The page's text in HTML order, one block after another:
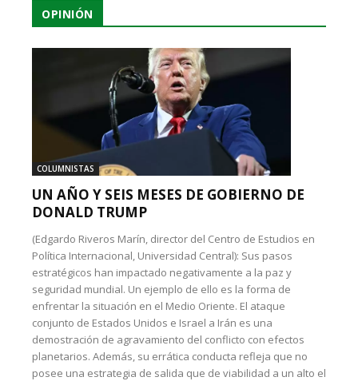
OPINIÓN
COLUMNISTAS
UN AÑO Y SEIS MESES DE GOBIERNO DE
DONALD TRUMP
(Edgardo Riveros Marín, director del Centro de Estudios en
Política Internacional, Universidad Central): Sus pasos
estratégicos han impactado negativamente a la paz y
seguridad mundial. Un ejemplo de ello es la forma de
enfrentar la situación en el Medio Oriente. El ataque
conjunto de Estados Unidos e Israel a Irán es una
demostración de agravamiento del conflicto con efectos
planetarios. Además, su errática conducta refleja que no
posee una estrategia de salida que de viabilidad a un alto el